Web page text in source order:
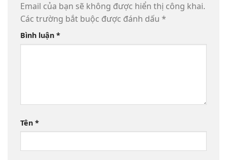
Email của bạn sẽ không được hiển thị công khai.
Các trường bắt buộc được đánh dấu *
Bình luận *
Tên *